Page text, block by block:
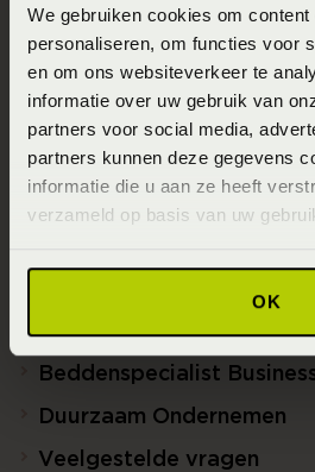
We gebruiken cookies om
personaliseren, om functies voor
en om ons websiteverkeer te
informatie over uw gebruik van
partners voor social media,
partners kunnen deze gegevens
informatie die u aan ze heeft
verzameld op basis van uw
OK
Direct naar
Slaapgedrag Thuismeting
SlaapKwaliteit Score™
Winkels
Assortiment
Blogs over slapen
Beddenspecialist
Duurzaam Ondernemen
Veelgestelde vragen